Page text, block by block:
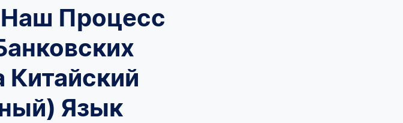
Наш Процесс
Язык